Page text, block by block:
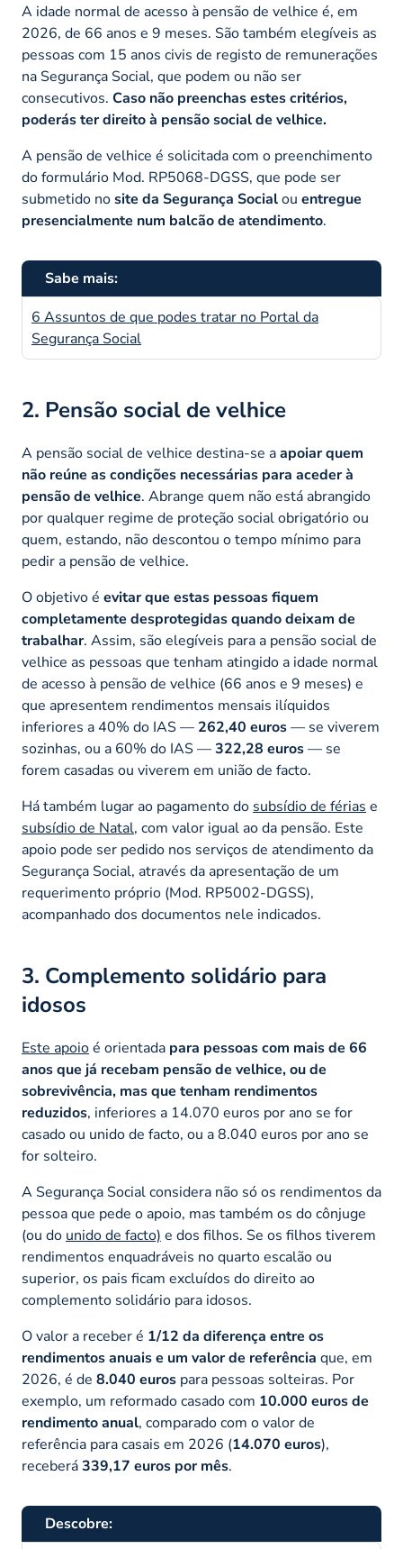
A idade normal de acesso à pensão de velhice é, em
2026, de 66 anos e 9 meses. São também elegíveis as
pessoas com 15 anos civis de registo de remunerações
na Segurança Social, que podem ou não ser
consecutivos. Caso não preenchas estes critérios,
poderás ter direito à pensão social de velhice.
A pensão de velhice é solicitada com o preenchimento
do formulário Mod. RP5068-DGSS, que pode ser
submetido nosite da Segurança Socialou entregue
presencialmente num balcão de atendimento.
Sabe mais:
6 Assuntos de que podes tratar no Portal da
Segurança Social
2. Pensão social de velhice
A pensão social de velhice destina-se aapoiar quem
não reúne as condições necessárias para aceder à
pensão de velhice. Abrange quem não está abrangido
por qualquer regime de proteção social obrigatório ou
quem, estando, não descontou o tempo mínimo para
pedir a pensão de velhice.
O objetivo é evitar que estas pessoas fiquem
completamente desprotegidas quando deixam de
trabalhar. Assim, são elegíveis para a pensão social de
velhice as pessoas que tenham atingido a idade normal
de acesso à pensão de velhice (66 anos e 9 meses) e
que apresentem rendimentos mensais ilíquidos
inferiores a 40% do IAS — 262,40 euros— se viverem
sozinhas, ou a 60% do IAS —322,28 euros— se
forem casadas ou viverem em união de facto.
Há também lugar ao pagamento do subsídio de férias e
subsídio de Natal, com valor igual ao da pensão. Este
apoio pode ser pedido nos serviços de atendimento da
Segurança Social, através da apresentação de um
requerimento próprio (Mod. RP5002-DGSS),
acompanhado dos documentos nele indicados.
3. Complemento solidário para
idosos
Este apoioé orientada para pessoas com mais de 66
anos que já recebam pensão de velhice, ou de
sobrevivência, mas que tenham rendimentos
reduzidos, inferiores a 14.070 euros por ano se for
casado ou unido de facto, ou a 8.040 euros por ano se
for solteiro.
A Segurança Social considera não só os rendimentos da
pessoa que pede o apoio, mas também os do cônjuge
(ou do unido de facto) e dos filhos. Se os filhos tiverem
rendimentos enquadráveis no quarto escalão ou
superior, os pais ficam excluídos do direito ao
complemento solidário para idosos.
O valor a receber é 1/12 da diferença entre os
rendimentos anuais e um valor de referência que, em
2026, é de 8.040 euros para pessoas solteiras. Por
exemplo, um reformado casado com 10.000 euros de
rendimento anual, comparado com o valor de
referência para casais em 2026 (14.070 euros),
receberá339,17 euros por mês.
Descobre: